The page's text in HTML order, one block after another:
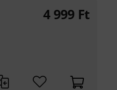
4 999 Ft